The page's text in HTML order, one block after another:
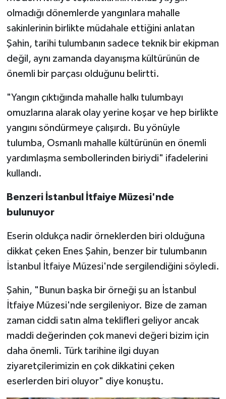
olmadığı dönemlerde yangınlara mahalle
sakinlerinin birlikte müdahale ettiğini anlatan
Şahin, tarihi tulumbanın sadece teknik bir ekipman
değil, aynı zamanda dayanışma kültürünün de
önemli bir parçası olduğunu belirtti.
"Yangın çıktığında mahalle halkı tulumbayı
omuzlarına alarak olay yerine koşar ve hep birlikte
yangını söndürmeye çalışırdı. Bu yönüyle
tulumba, Osmanlı mahalle kültürünün en önemli
yardımlaşma sembollerinden biriydi" ifadelerini
kullandı.
Benzeri İstanbul İtfaiye Müzesi'nde
bulunuyor
Eserin oldukça nadir örneklerden biri olduğuna
dikkat çeken Enes Şahin, benzer bir tulumbanın
İstanbul İtfaiye Müzesi'nde sergilendiğini söyledi.
Şahin, "Bunun başka bir örneği şu an İstanbul
İtfaiye Müzesi'nde sergileniyor. Bize de zaman
zaman ciddi satın alma teklifleri geliyor ancak
maddi değerinden çok manevi değeri bizim için
daha önemli. Türk tarihine ilgi duyan
ziyaretçilerimizin en çok dikkatini çeken
eserlerden biri oluyor" diye konuştu.